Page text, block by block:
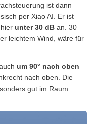
ist dann
per Xiao AI. Er ist
unter 30 dB an. 30
leichtem Wind, wäre für
um 90° nach oben
nach oben. Die
gut im Raum